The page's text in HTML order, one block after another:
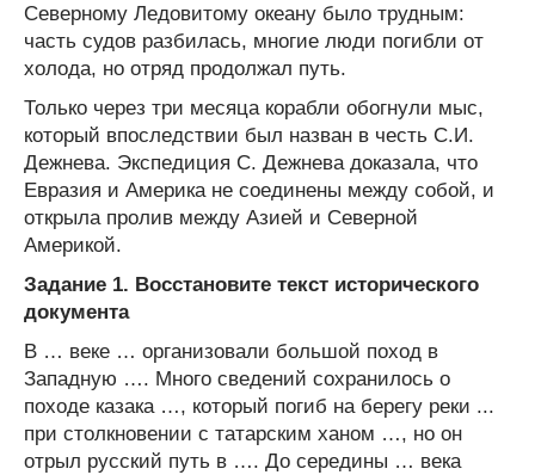
Северному Ледовитому океану было трудным:
часть судов разбилась, многие люди погибли от
холода, но отряд продолжал путь.
Только через три месяца корабли обогнули мыс,
который впоследствии был назван в честь С.И.
Дежнева. Экспедиция С. Дежнева доказала, что
Евразия и Америка не соединены между собой, и
открыла пролив между Азией и Северной
Америкой.
Задание 1. Восстановите текст исторического
документа
В … веке … организовали большой поход в
Западную …. Много сведений сохранилось о
походе казака …, который погиб на берегу реки ...
при столкновении с татарским ханом …, но он
отрыл русский путь в …. До середины … века